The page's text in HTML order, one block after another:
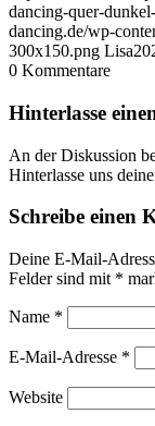
dancing-quer-
dancing.de/wp-
300x150.png Lisa
0 Kommentare
Hinterlasse
An der Diskussion
Hinterlasse uns
Schreibe einen
Deine E-Mail-
Felder sind mit *
Name *
E-Mail-Adresse *
Website